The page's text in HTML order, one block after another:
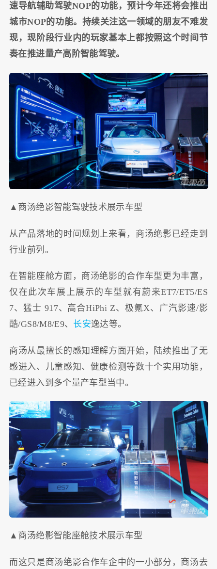
速导航辅助驾驶NOP的功能，预计今年还将会推出
城市NOP的功能。持续关注这一领域的朋友不难发
现，现阶段行业内的玩家基本上都按照这个时间节
奏在推进量产高阶智能驾驶。
▲商汤绝影智能驾驶技术展示车型
从产品落地的时间规划上来看，商汤绝影已经走到
行业前列。
在智能座舱方面，商汤绝影的合作车型更为丰富，
仅在此次车展上展示的车型就有蔚来ET7/ET5/ES
7、猛士 917、高合HiPhi Z、极氪X、广汽影速/影
酷/GS8/M8/E9、 长安逸达等。
商汤从最擅长的感知理解方面开始，陆续推出了无
感进入、儿童感知、健康检测等数十个实用功能，
已经进入到多个量产车型当中。
▲商汤绝影智能座舱技术展示车型
而这只是商汤绝影合作车企中的一小部分，商汤去